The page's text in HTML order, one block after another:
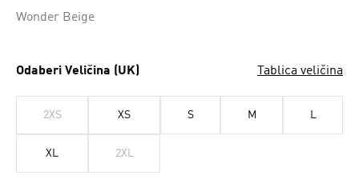
Wonder Beige
Odaberi Veličina (UK) Tablica veličina
2XS XS S M L
XL 2XL